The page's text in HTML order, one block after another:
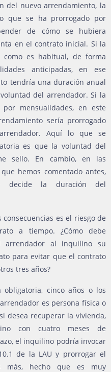
del nuevo arrendamiento, la
que se ha prorrogado por
de cómo se hubiera
en el contrato inicial. Si la
es habitual, de forma
anticipadas, en ese
tendría una duración anual
del arrendador. Si la
mensualidades, en este
sería prorrogado
Aquí lo que se
es que la voluntad del
sello. En cambio, en las
hemos comentado antes,
la duración del
es el riesgo de
a tiempo. ¿Cómo debe
arrendador al inquilino su
para evitar que el contrato
tres años?
cinco años o los
es persona física o
desea recuperar la vivienda,
con cuatro meses de
el inquilino podría invocar
de la LAU y prorrogar el
más, hecho que es muy